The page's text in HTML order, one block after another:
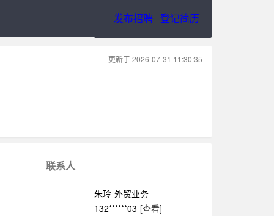
发布招聘 登记简历
更新于 2026-07-31 11:30:35
联系人
朱玲 外贸业务
132******03 [查看]